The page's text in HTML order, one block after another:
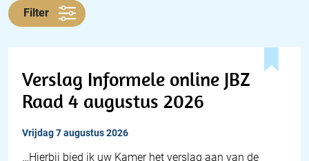
Filter
Verslag Informele online JBZ
Raad 4 augustus 2026
vrijdag 7 augustus 2026
… Hierbij bied ik uw Kamer het verslag aan van de